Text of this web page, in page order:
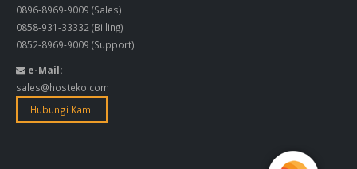
0896-8969-9009 (Sales)
0858-931-33332 (Billing)
0852-8969-9009 (Support)
e-Mail:
sales@hosteko.com
Hubungi Kami